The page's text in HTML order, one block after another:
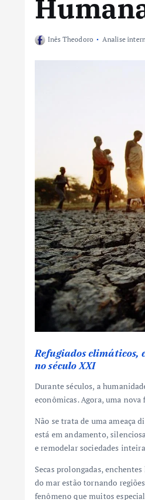
Inês Theodoro Analise
Refugiados climáticos,
no século XXI
Durante séculos, a
econômicas. Agora, uma
Não se trata de uma ameaça
está em andamento,
e remodelar sociedades
Secas prolongadas,
do mar estão tornando
fenômeno que muitos